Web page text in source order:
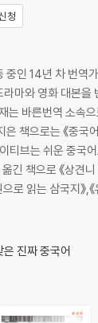
가 필요한 명대사
청
중인 14년 차 번역
마와 영화 대본을
는 바른번역 소속
책으로는 《중국
이티브는 쉬운 중국
긴 책으로 《상견
으로 읽는 삼국지》,
진짜 중국어